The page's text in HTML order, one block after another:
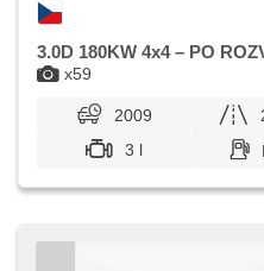
x59
3.0D 180KW 4x4 – PO
2009
3 l